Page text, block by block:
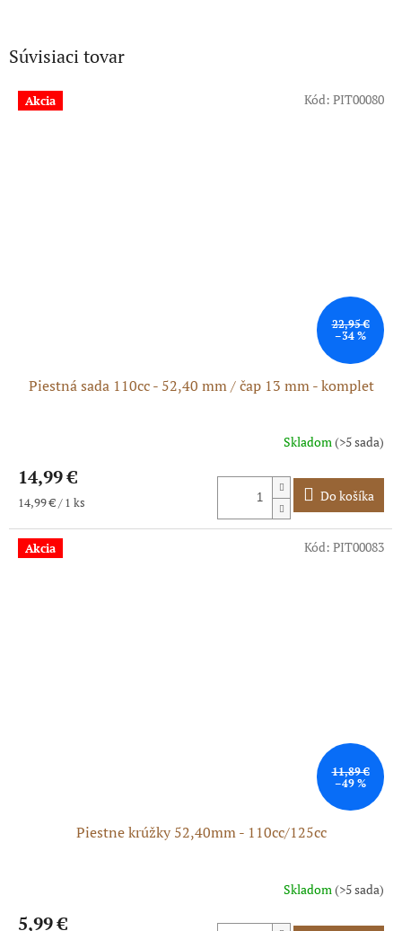
Súvisiaci tovar
Akcia
22,95 €
–34 %
Piestná sada 110cc - 52,40 mm / čap 13 mm - komplet
produktu
je
5,0
z
hviezdičiek.
Skladom(>5 sada)
14,99 €
Jednotková
14,99 € / 1 ks Do košíka
Kód: PIT00080
Akcia
11,89 €
–49 %
Piestne krúžky 52,40mm - 110cc/125cc
Skladom(>5 sada)
5,99 €
Kód: PIT00083